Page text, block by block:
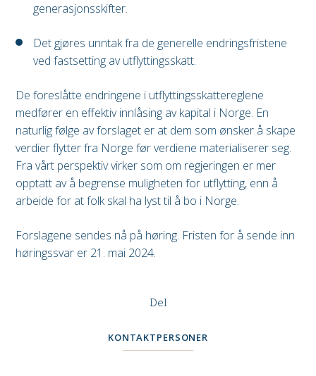
generasjonsskifter.
Det gjøres unntak fra de generelle endringsfristene
ved fastsetting av utflyttingsskatt.
De foreslåtte endringene i utflyttingsskattereglene
medfører en effektiv innlåsing av kapital i Norge. En
naturlig følge av forslaget er at dem som ønsker å skape
verdier flytter fra Norge før verdiene materialiserer seg.
Fra vårt perspektiv virker som om regjeringen er mer
opptatt av å begrense muligheten for utflytting, enn å
arbeide for at folk skal ha lyst til å bo i Norge.
Forslagene sendes nå på høring. Fristen for å sende inn
høringssvar er 21. mai 2024.
Del
KONTAKTPERSONER